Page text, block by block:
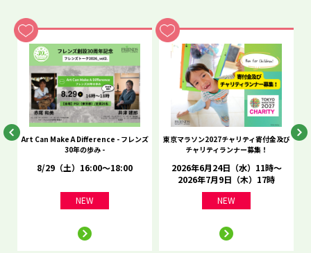
Art Can Make A Difference - フレンズ
30年の歩み -
8/29（土）16:00～18:00
NEW
東京マラソン2027チャリティ寄付金及び
チャリティランナー募集！
2026年6月24日（水）11時～
2026年7月9日（木）17時
NEW